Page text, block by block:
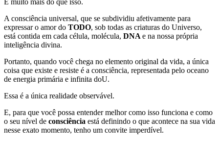
É muito mais do que isso.
A consciência universal, que se subdividiu afetivamente para
expressar o amor do TODO, sob todas as criaturas do Universo,
está contida em cada célula, molécula, DNA e na nossa própria
inteligência divina.
Portanto, quando você chega no elemento original da vida, a única
coisa que existe e resiste é a consciência, representada pelo oceano
de energia primária e infinita doU.
Essa é a única realidade observável.
E, para que você possa entender melhor como isso funciona e como
o seu nível de consciência está definindo o que acontece na sua vida
nesse exato momento, tenho um convite imperdível.